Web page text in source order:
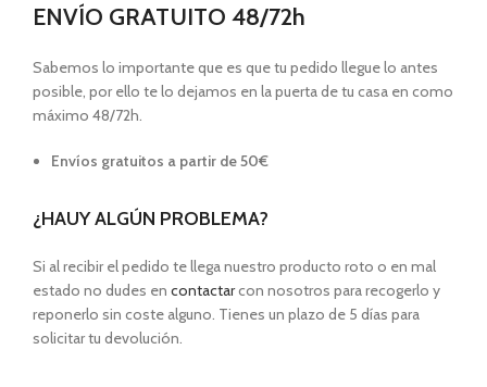
ENVÍO GRATUITO 48/72h
Sabemos lo importante que es que tu pedido llegue lo antes
posible, por ello te lo dejamos en la puerta de tu casa en como
máximo 48/72h.
Envíos gratuitos a partir de 50€
¿HAUY ALGÚN PROBLEMA?
Si al recibir el pedido te llega nuestro producto roto o en mal
estado no dudes en contactarcon nosotros para recogerlo y
reponerlo sin coste alguno. Tienes un plazo de 5 días para
solicitar tu devolución.